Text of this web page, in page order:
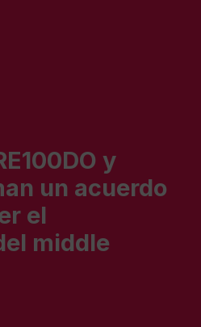
y
un acuerdo
el
middle